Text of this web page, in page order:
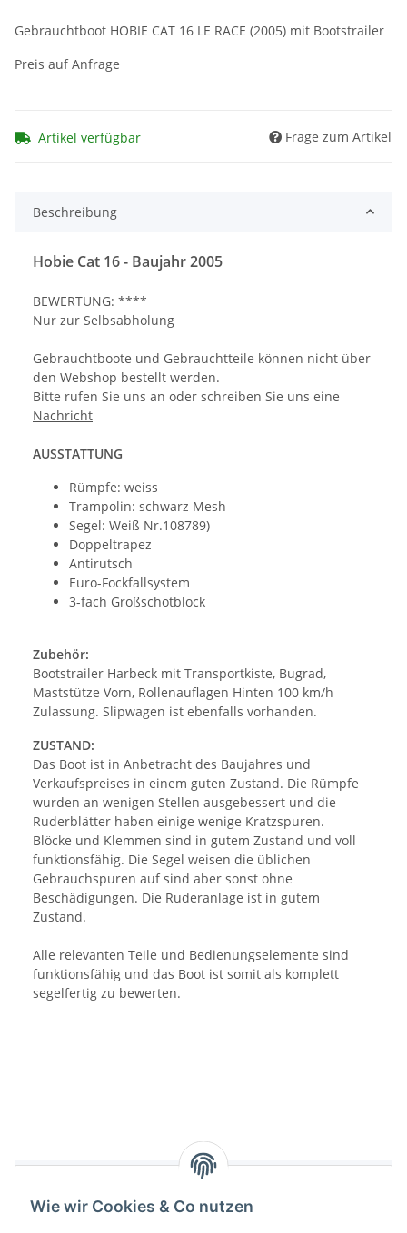
Gebrauchtboot HOBIE CAT 16 LE RACE (2005) mit Bootstrailer
Preis auf Anfrage
Artikel verfügbar Frage zum Artikel
Beschreibung
Hobie Cat 16 - Baujahr 2005
BEWERTUNG: ****
Nur zur Selbsabholung
Gebrauchtboote und Gebrauchtteile können nicht über
den Webshop bestellt werden.
Bitte rufen Sie uns an oder schreiben Sie uns eine
Nachricht
AUSSTATTUNG
Rümpfe: weiss
Trampolin: schwarz Mesh
Segel: Weiß Nr.108789)
Doppeltrapez
Antirutsch
Euro-Fockfallsystem
3-fach Großschotblock
Zubehör:
Bootstrailer Harbeck mit Transportkiste, Bugrad,
Maststütze Vorn, Rollenauflagen Hinten 100 km/h
Zulassung. Slipwagen ist ebenfalls vorhanden.
ZUSTAND:
Das Boot ist in Anbetracht des Baujahres und
Verkaufspreises in einem guten Zustand. Die Rümpfe
wurden an wenigen Stellen ausgebessert und die
Ruderblätter haben einige wenige Kratzspuren.
Blöcke und Klemmen sind in gutem Zustand und voll
funktionsfähig. Die Segel weisen die üblichen
Gebrauchspuren auf sind aber sonst ohne
Beschädigungen. Die Ruderanlage ist in gutem
Zustand.
Alle relevanten Teile und Bedienungselemente sind
funktionsfähig und das Boot ist somit als komplett
segelfertig zu bewerten.
Wie wir Cookies & Co nutzen